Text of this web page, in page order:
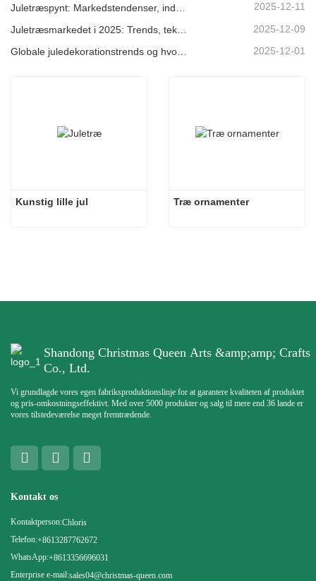
2025-12-11
2025-12-09
2025-12-01
Kunstig lille jul Træ ornamenter
Shandong Christmas Queen Arts &amp;amp; Crafts
Co., Ltd.
Vi grundlagde vores egen fabriksproduktionslinje for at garantere kvaliteten af ​​produktet
og pris-omkostningseffektivt. Med over 5000 produkter og salg til mere end 36 lande er
vores tilstedeværelse meget fremtrædende.
Kontakt os
Kontaktperson:Chloris
Telefon:+8613287762672
WhatsApp:+8613356696031
Enterprise e-mail:sales04@christmas-queen.com